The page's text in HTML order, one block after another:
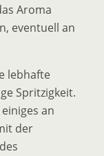
Aroma
eventuell an
lebhafte
Spritzigkeit.
an
der